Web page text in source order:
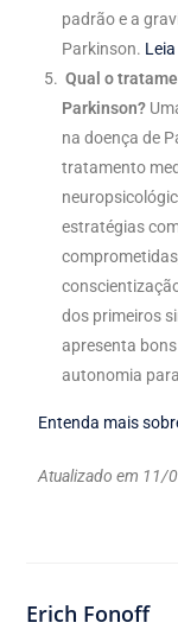
padrão e a
Parkinson.
Qual o
Parkinson?
na doença de
tratamento
estratégias
dos primeiros
apresenta
autonomia
Entenda mais
Atualizado em 11/
Erich Fonoff